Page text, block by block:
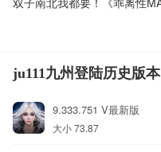
ju111九州登陆历史版本
9.333.751 V最新版
大小 73.87